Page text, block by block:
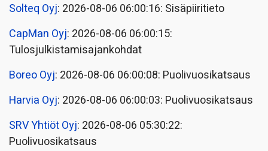
Solteq Oyj: 2026-08-06 06:00:16: Sisäpiiritieto
CapMan Oyj: 2026-08-06 06:00:15:
Tulosjulkistamisajankohdat
Boreo Oyj: 2026-08-06 06:00:08: Puolivuosikatsaus
Harvia Oyj: 2026-08-06 06:00:03: Puolivuosikatsaus
SRV Yhtiöt Oyj: 2026-08-06 05:30:22:
Puolivuosikatsaus